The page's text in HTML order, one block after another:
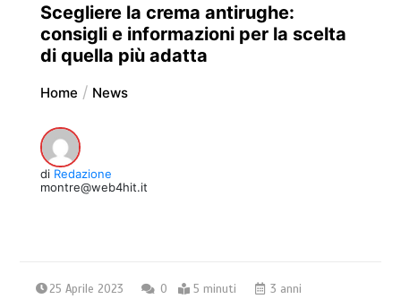
Scegliere la crema antirughe:
consigli e informazioni per la scelta
di quella più adatta
Home News
di Redazione
montre@web4hit.it
25 Aprile 2023 0 5 minuti 3 anni